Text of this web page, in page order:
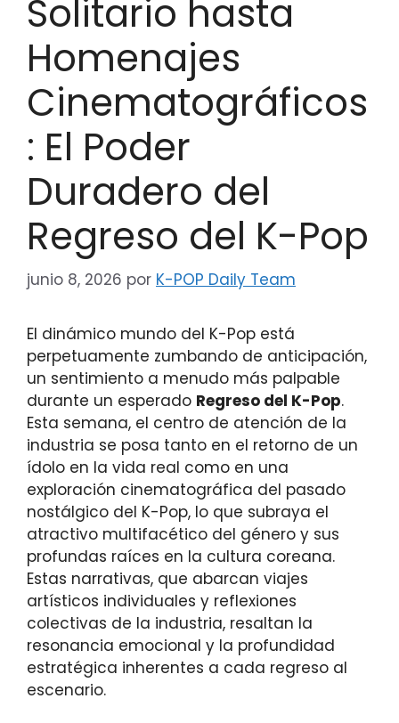
Solitario hasta
Homenajes
Cinematográficos
: El Poder
Duradero del
Regreso del K-Pop
junio 8, 2026 por K-POP Daily Team
El dinámico mundo del K-Pop está
perpetuamente zumbando de anticipación,
un sentimiento a menudo más palpable
durante un esperado Regreso del K-Pop.
Esta semana, el centro de atención de la
industria se posa tanto en el retorno de un
ídolo en la vida real como en una
exploración cinematográfica del pasado
nostálgico del K-Pop, lo que subraya el
atractivo multifacético del género y sus
profundas raíces en la cultura coreana.
Estas narrativas, que abarcan viajes
artísticos individuales y reflexiones
colectivas de la industria, resaltan la
resonancia emocional y la profundidad
estratégica inherentes a cada regreso al
escenario.